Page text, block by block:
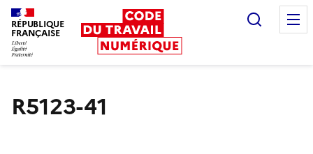
RÉPUBLIQUE
FRANÇAISE
R5123-41